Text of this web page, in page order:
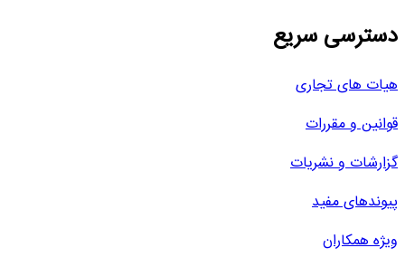
دسترسی سریع
هیات های تجاری
قوانین و مقررات
گزارشات و نشریات
پیوندهای مفید
ویژه همکاران